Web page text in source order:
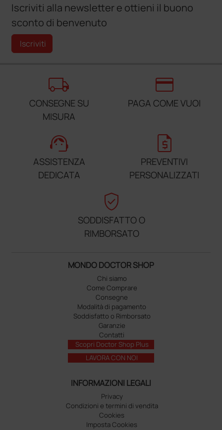
Iscriviti alla newsletter e ottieni il buono
sconto di benvenuto
Iscriviti
local_shipping
CONSEGNE SU
MISURA
credit_card
PAGA COME VUOI
support_agent
ASSISTENZA
DEDICATA
request_quote
PREVENTIVI
PERSONALIZZATI
verified_user
SODDISFATTO O
RIMBORSATO
MONDO DOCTOR SHOP
Chi siamo
Come Comprare
Consegne
Modalità di pagamento
Soddisfatto o Rimborsato
Garanzie
Contatti
Scopri Doctor Shop Plus
LAVORA CON NOI
INFORMAZIONI LEGALI
Privacy
Condizioni e termini di vendita
Cookies
Imposta Cookies